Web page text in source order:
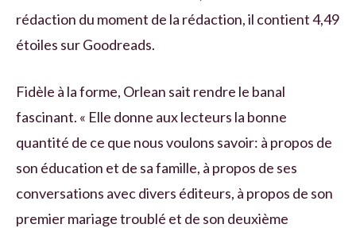
rédaction du moment de la rédaction, il contient 4,49
étoiles sur Goodreads.
Fidèle à la forme, Orlean sait rendre le banal
fascinant. « Elle donne aux lecteurs la bonne
quantité de ce que nous voulons savoir: à propos de
son éducation et de sa famille, à propos de ses
conversations avec divers éditeurs, à propos de son
premier mariage troublé et de son deuxième